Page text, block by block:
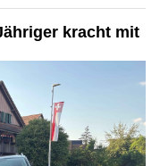
kracht mit